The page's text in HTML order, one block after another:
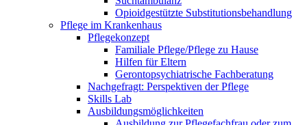
Opioidgestützte Substitutionsbehandlung
Pflege im Krankenhaus
Pflegekonzept
Familiale Pflege/Pflege zu Hause
Hilfen für Eltern
Gerontopsychiatrische Fachberatung
Nachgefragt: Perspektiven der Pflege
Skills Lab
Ausbildungsmöglichkeiten